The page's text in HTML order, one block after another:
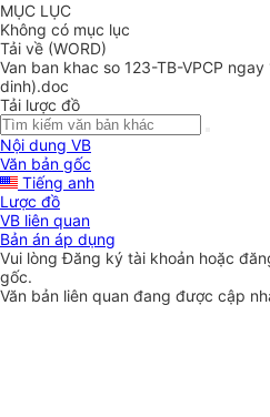
MỤC LỤC
Không có mục lục
Tải về (WORD)
Van ban khac so 123-TB-VPCP
dinh).doc
Tải lược đồ
Nội dung VB
Văn bản gốc
Tiếng anh
Lược đồ
VB liên quan
Bản án áp dụng
Vui lòngĐăng ký tài khoản hoặc
gốc.
Văn bản liên quan đang được cập